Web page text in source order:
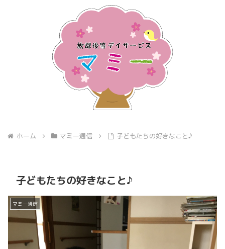
ホーム マミー通信 子どもたちの好きなこと♪
子どもたちの好きなこと♪
マミー通信